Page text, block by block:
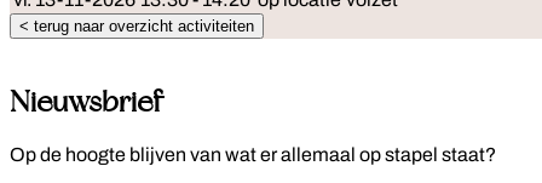
< terug naar overzicht activiteiten
Nieuwsbrief
Op de hoogte blijven van wat er allemaal op stapel staat?